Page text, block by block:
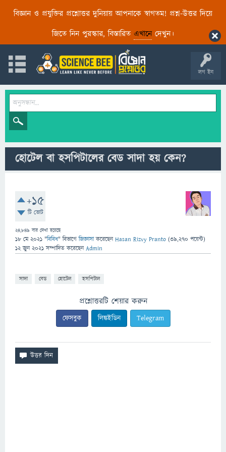
বিজ্ঞান ও প্রযুক্তির প্রশ্নোত্তর দুনিয়ায় আপনাকে স্বাগতম! প্রশ্ন-উত্তর দিয়ে
জিতে নিন পুরস্কার, বিস্তারিত এখানেদেখুন।
লগ ইন
হোটেল বা হসপিটালের বেড সাদা হয় কেন?
+15
টি ভোট
24,849 বার দেখা হয়েছে
18 মে 2021 "বিবিধ" বিভাগে জিজ্ঞাসাকরেছেনHasan Rizvy Pranto (39,270 পয়েন্ট)
12 জুন 2021 সম্পাদিত করেছেনAdmin
সাদা বেড হোটেল হসপিটাল
প্রশ্নোত্তরটি শেয়ার করুন
ফেসবুক লিঙ্কইডিন Telegram